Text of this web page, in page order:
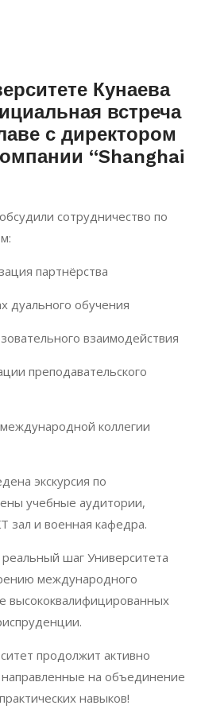
Кунаева
встреча
с директором
“Shanghai
сотрудничество по
партнёрства
дуального обучения
взаимодействия
преподавательского
коллегии
экскурсия по
учебные аудитории,
зал и военная кафедра.
шаг Университета
международного
высококвалифицированных
продолжит активно
на объединение
навыков!